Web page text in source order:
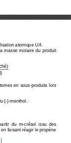
atomique UA
masse  molaire  du produit
)
)
es en sous-produits lors
(-)-menthol.
du  m-crésol  issu  des
faisant réagir le propène